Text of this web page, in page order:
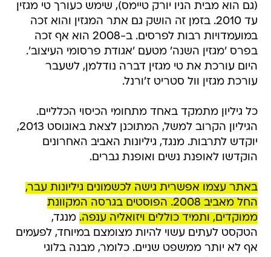
(גם הוא מבית הניו יורק טיימס), שימש כעורך טי מגזין
עד 2010. בזמן זה הושק גם אתר המגזין והוא זכה
במועמדויות רבות לפרסים. ב-2008 הוא אף זכה
בפרס 'מגזין השנה' מטעם 'אגודת פרסומי העיצוב'.
היום עורכת את טי מגזין דברה נודלמן, לשעבר
עורכת מגזין וול סטריט ז'ורנל.
כל גיליון מתמקד באחד מתחומי הכיסוי הכלליים.
הגיליון הקרוב למשל, המתוכנן לצאת באוגוסט 2013,
יוקדש לתרבות. מנגד, גיליונות האביב האחרונים
הוקדשו לאופנת נשים ואופנת גברים.
באתר עצמו אפשרית גישה לכשמונים גיליונות עבר,
החל מאביב 2008. הפוסטים בגרסה המקוונת
ממוקדים, ותמיד כוללים ויזואליה ענפה. מנגד,
הטקסט לעתים עשוי להיות מצומצם במיוחד, לפעמים
אף לא יותר ממשפט שניים. כלומר, מבנה בלוגי